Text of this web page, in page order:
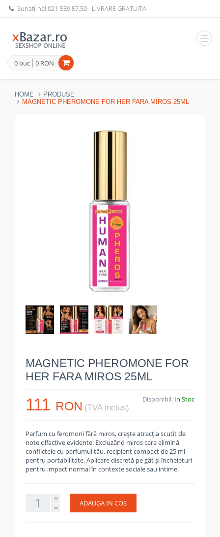
Sunati-ne!021-539.57.50- LIVRARE GRATUITA
0 buc 0 RON
HOME
PRODUSE
MAGNETIC PHEROMONE FOR HER FARA MIROS 25ML
MAGNETIC PHEROMONE FOR
HER FARA MIROS 25ML
111 RON (TVA inclus)
Disponibil: In Stoc
Parfum cu feromoni fără miros, crește atracția scutit de
note olfactive evidente. Excluzând miros care elimină
conflictele cu parfumul tău, recipient compact de 25 ml
pentru portabilitate. Aplicare discretă pe gât și încheieturi
pentru impact normal în contexte sociale sau intime.
ADAUGA IN COS